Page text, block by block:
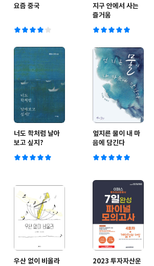
요즘 중국
지구 안에서 사는
즐거움
너도 학처럼 날아
보고 싶지?
엎지른 물이 내 마
음에 담긴다
우산 없이 비올라
2023 투자자산운